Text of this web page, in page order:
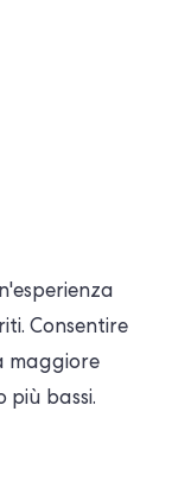
Consentire
maggiore
più bassi.